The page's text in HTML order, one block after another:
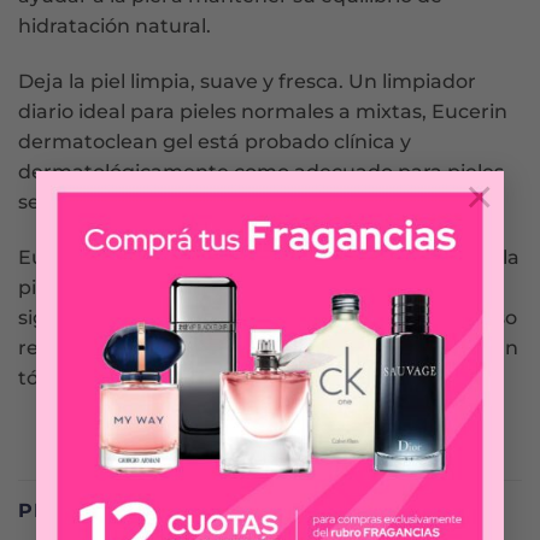
×
hidratación natural.
Deja la piel limpia, suave y fresca. Un limpiador
diario ideal para pieles normales a mixtas, Eucerin
dermatoclean gel está probado clínica y
dermatológicamente como adecuado para pieles
sensibles.
Eucerin dermatoclean gel de Limpieza no reseca la
piel. El nivel de hidratación de la piel mejora
significativamente después de una semana de uso
regular en combinación con eucerin dermatoclean
tónico facial.
PRODUCTOS RELACIONADOS